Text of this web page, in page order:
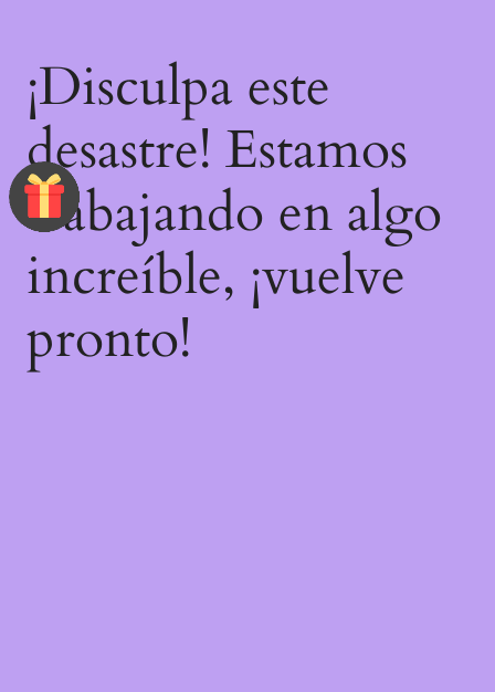
¡Disculpa este
desastre! Estamos
trabajando en algo
increíble, ¡vuelve
pronto!